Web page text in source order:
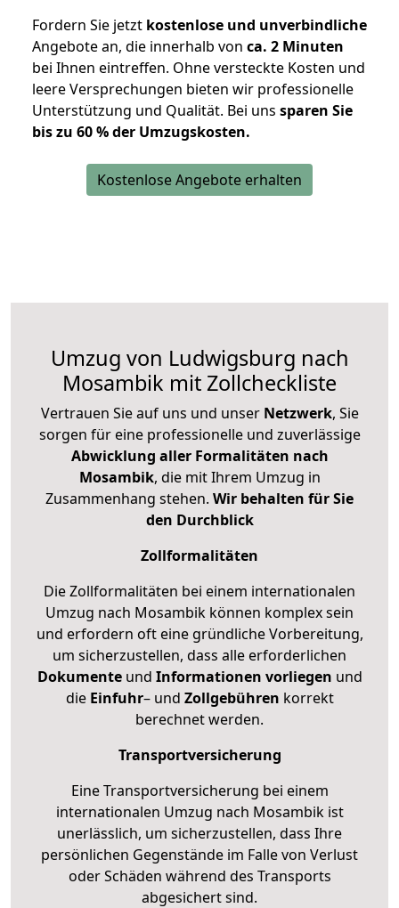
Fordern Sie jetzt kostenlose und unverbindliche
Angebote an, die innerhalb von ca. 2 Minuten
bei Ihnen eintreffen. Ohne versteckte Kosten und
leere Versprechungen bieten wir professionelle
Unterstützung und Qualität. Bei uns sparen Sie
bis zu 60 % der Umzugskosten.
Kostenlose Angebote erhalten
Umzug von Ludwigsburg nach
Mosambik mit Zollcheckliste
Vertrauen Sie auf uns und unser Netzwerk, Sie
sorgen für eine professionelle und zuverlässige
Abwicklung aller Formalitäten nach
Mosambik, die mit Ihrem Umzug in
Zusammenhang stehen. Wir behalten für Sie
den Durchblick
Zollformalitäten
Die Zollformalitäten bei einem internationalen
Umzug nach Mosambik können komplex sein
und erfordern oft eine gründliche Vorbereitung,
um sicherzustellen, dass alle erforderlichen
Dokumenteund Informationen vorliegen und
die Einfuhr– und Zollgebühren korrekt
berechnet werden.
Transportversicherung
Eine Transportversicherung bei einem
internationalen Umzug nach Mosambik ist
unerlässlich, um sicherzustellen, dass Ihre
persönlichen Gegenstände im Falle von Verlust
oder Schäden während des Transports
abgesichert sind.